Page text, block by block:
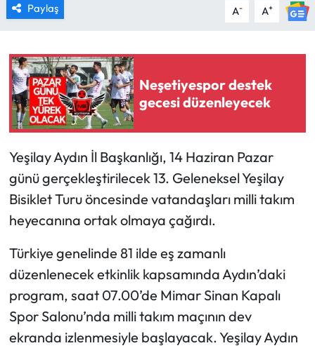
Paylaş A- A+
Neşetiyespor destek
gecesi düzenleyecek
Yeşilay Aydın İl Başkanlığı, 14 Haziran Pazar
günü gerçekleştirilecek 13. Geleneksel Yeşilay
Bisiklet Turu öncesinde vatandaşları milli takım
heyecanına ortak olmaya çağırdı.
Türkiye genelinde 81 ilde eş zamanlı
düzenlenecek etkinlik kapsamında Aydın’daki
program, saat 07.00’de Mimar Sinan Kapalı
Spor Salonu’nda milli takım maçının dev
ekranda izlenmesiyle başlayacak. Yeşilay Aydın
HABER İLAN